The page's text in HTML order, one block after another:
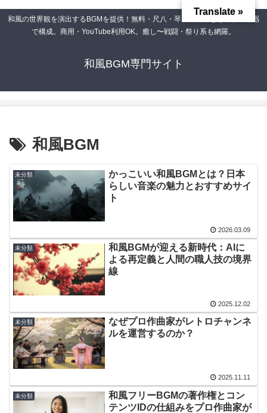
和風の世界観を演出するBGMを提供！無料・尺八・琴・三味線など本格和楽器
で構成。商用・YouTube利用OK。癒し〜戦闘・祭り系も網羅。
和風BGM専門サイト
和風BGM
未分類
かっこいい和風BGMとは？日本
らしい音楽の魅力とおすすめサイ
ト
2026.03.09
未分類
和風BGMが迎える新時代：AIに
よる再定義と人間の職人技の境界
線
2025.12.02
未分類
なぜプロ作曲家がレトロチャンネ
ルを運営するのか？
2025.11.11
未分類
和風フリーBGMの著作権とコン
テンツIDの仕組みをプロ作曲家が
Translate »